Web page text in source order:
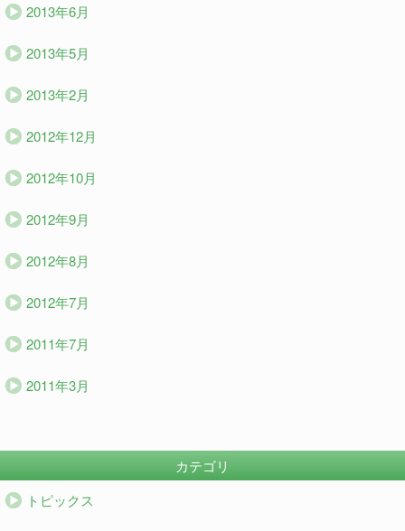
2013年6月
2013年5月
2013年2月
2012年12月
2012年10月
2012年9月
2012年8月
2012年7月
2011年7月
2011年3月
カテゴリ
トピックス